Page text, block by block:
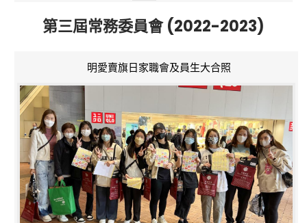
第三屆常務委員會 (2022-2023)
明愛賣旗日家職會及員生大合照